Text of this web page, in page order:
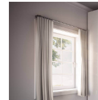
Massivholzschrank
Schuhschrank
HängeschrankTV-
aus
Fronten renovieren
Für Dachschrägen
Hängeboards
White Living